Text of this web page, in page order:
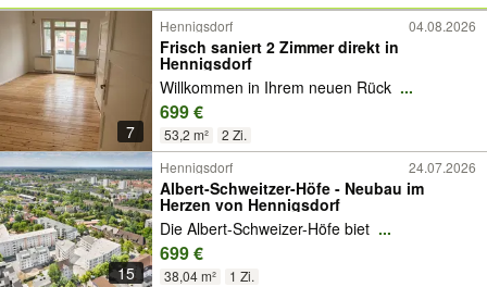
Merkliste
Nachrichten
Anzeige aufgeben
7
Hennigsdorf 04.08.2026
Frisch saniert 2 Zimmer direkt in
Hennigsdorf
Willkommen in Ihrem neuen Rück ...
699 €
53,2 m² 2 Zi.
15
Hennigsdorf 24.07.2026
Albert-Schweitzer-Höfe - Neubau im
Herzen von Hennigsdorf
Die Albert-Schweizer-Höfe biet ...
699 €
38,04 m² 1 Zi.